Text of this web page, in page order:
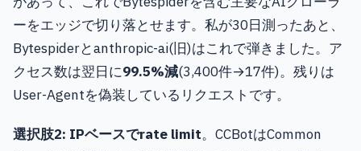
ーをエッジで切り落とせます。私が30日測ったあと、
Bytespiderとanthropic-ai(旧)はこれで弾きました。ア
クセス数は翌日に99.5%減(3,400件→17件)。残りは
User-Agentを偽装しているリクエストです。
選択肢2: IPベースでrate limit。CCBotはCommon